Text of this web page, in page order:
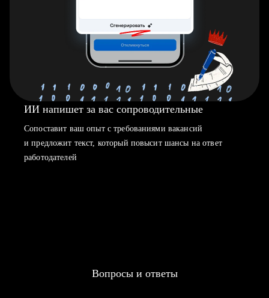
ИИ напишет за вас сопроводительные
Сопоставит ваш опыт с требованиями вакансий
и предложит текст, который повысит шансы на ответ
работодателей
Вопросы и ответы